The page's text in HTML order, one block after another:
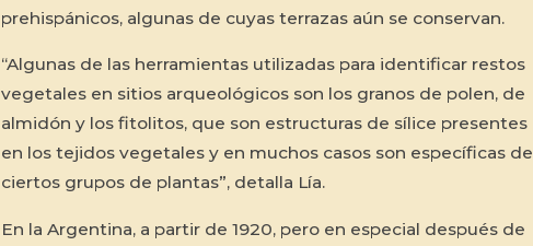
prehispánicos, algunas de cuyas terrazas aún se conservan.
“Algunas de las herramientas utilizadas para identificar restos
vegetales en sitios arqueológicos son los granos de polen, de
almidón y los fitolitos, que son estructuras de sílice presentes
en los tejidos vegetales y en muchos casos son específicas de
ciertos grupos de plantas”, detalla Lía.
En la Argentina, a partir de 1920, pero en especial después de